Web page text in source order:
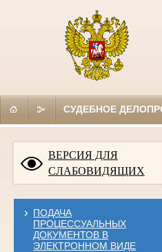
СУДЕБНОЕ
ВЕРСИЯ ДЛЯ
СЛАБОВИДЯЩИХ
ПОДАЧА
ПРОЦЕССУАЛЬНЫХ
ДОКУМЕНТОВ В
ЭЛЕКТРОННОМ ВИДЕ